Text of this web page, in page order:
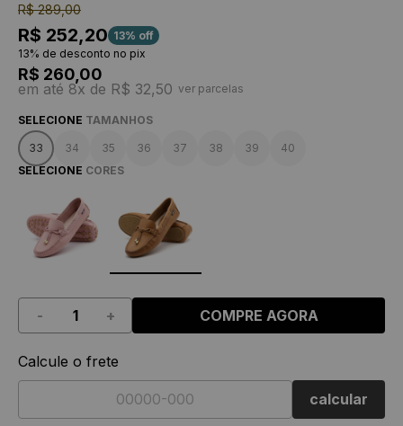
R$ 289,00
R$ 252,20 13% off
13% de desconto no pix
R$ 260,00
em até 8x de R$ 32,50 ver parcelas
SELECIONE TAMANHOS
33 34 35 36 37 38 39
40
SELECIONE CORES
+
- COMPRE AGORA
Calcule o frete
calcular